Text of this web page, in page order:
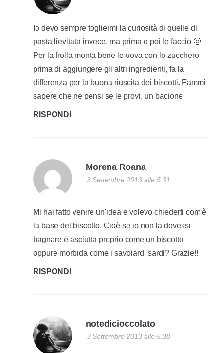
Io devo sempre togliermi la curiosità di quelle di
pasta lievitata invece. ma prima o poi le faccio 🙂
Per la frolla monta bene le uova con lo zucchero
prima di aggiungere gli altri ingredienti, fa la
differenza per la buona riuscita dei biscotti. Fammi
sapere che ne pensi se le provi, un bacione
RISPONDI
Morena Roana
3 Settembre 2013 alle 5:31
Mi hai fatto venire un'idea e volevo chiederti com'è
la base del biscotto. Cioè se io non la dovessi
bagnare è asciutta proprio come un biscotto
oppure morbida come i savoiardi sardi? Grazie!!
RISPONDI
notedicioccolato
3 Settembre 2013 alle 5:38